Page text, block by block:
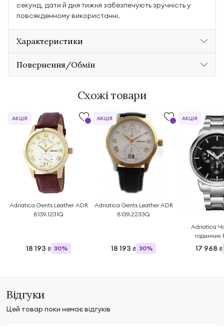
секунд, дати й дня тижня забезпечують зручність у
повсякденному використанні.
Характеристики
Повернення/Обмін
Схожі товари
Adriatica Gents Leather ADR
8139.1231Q
18 193 ₴ 30%
АКЦІЯ
Adriatica Gents Leather ADR
8139.2233Q
18 193 ₴ 30%
АКЦІЯ
Adriatica
годинник
17 968 ₴
АКЦІЯ
Відгуки
Цей товар поки немає відгуків